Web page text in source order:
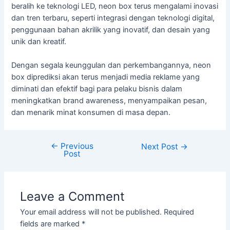
beralih ke teknologi LED, neon box terus mengalami inovasi
dan tren terbaru, seperti integrasi dengan teknologi digital,
penggunaan bahan akrilik yang inovatif, dan desain yang
unik dan kreatif.
Dengan segala keunggulan dan perkembangannya, neon
box diprediksi akan terus menjadi media reklame yang
diminati dan efektif bagi para pelaku bisnis dalam
meningkatkan brand awareness, menyampaikan pesan,
dan menarik minat konsumen di masa depan.
← Previous
Post
Next Post →
Leave a Comment
Your email address will not be published. Required
fields are marked *